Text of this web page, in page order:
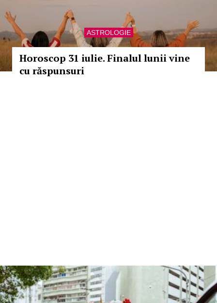
ASTROLOGIE
Horoscop 31 iulie. Finalul lunii vine
cu răspunsuri